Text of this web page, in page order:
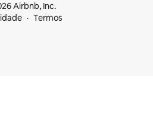
Airbnb, Inc.
Termos